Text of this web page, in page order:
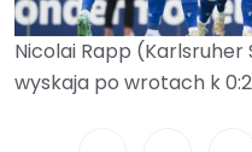
Nicolai Rapp (Karlsruher
wyskaja po wrotach k